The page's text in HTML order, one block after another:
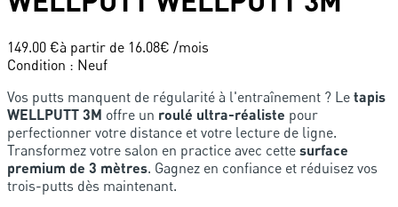
149.00 €à partir de 16.08€ /mois
Condition : Neuf
Vos putts manquent de régularité à l'entraînement ? Le tapis
WELLPUTT 3M offre un roulé ultra-réaliste pour
perfectionner votre distance et votre lecture de ligne.
Transformez votre salon en practice avec cette surface
premium de 3 mètres. Gagnez en confiance et réduisez vos
trois-putts dès maintenant.